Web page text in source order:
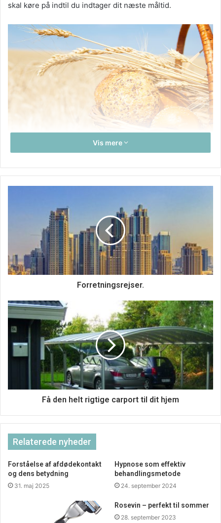
skal køre på indtil du indtager dit næste måltid.
Hvis du render rundt og er træt, især grundet mangel på
morgenmad eller ikke spiser en god nok morgenmad.
For du skal en energifyldt og fiberrig morgen til at starte
dagen på.
Så tænker du sikkert ”jamen energi? så skal jeg jo bare
have en masse sukker!”
Men nej, sådan fungere det nemlig ikke.
Sukkeret giver dig energi i en meget kort periode og
derefter bliver du træt igen.
Du skal have ordentligt brændstof at køre på, som giver
dig energi i længere tid.
En masse fibre, fuldkorn og alt det, som faktisk er godt for
dig – for det også de ting som er fyldt med god energi.
Vis mere
Forretningsrejser.
Få den helt rigtige carport til dit hjem
Relaterede nyheder
Forståelse af afdødekontakt
og dens betydning
31. maj 2025
Hypnose som effektiv
behandlingsmetode
24. september 2024
Rosevin – perfekt til sommer
28. september 2023